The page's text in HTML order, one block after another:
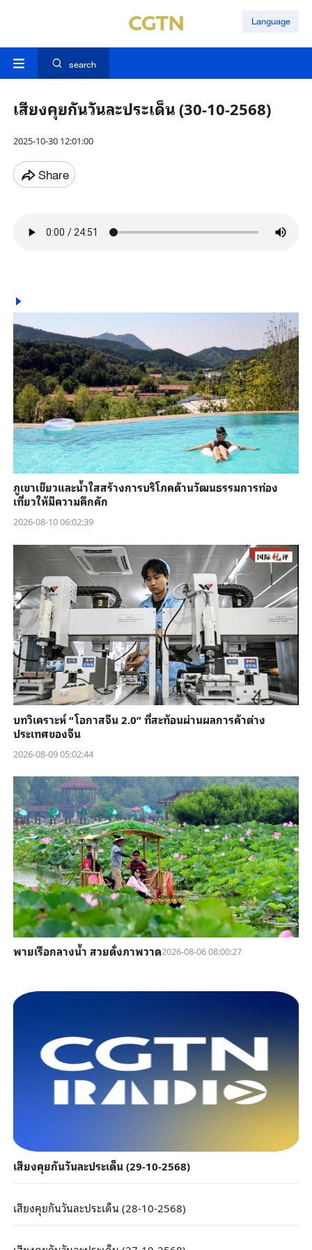
Language
search
เสียงคุยกันวันละประเด็น (30-10-2568)
2025-10-30 12:01:00
Share
ภูเขาเขียวและน้ำใสสร้างการบริโภคด้านวัฒนธรรมการท่อง
เที่ยวให้มีความคึกคัก
2026-08-10 06:02:39
บทวิเคราะห์ “โอกาสจีน 2.0” ที่สะท้อนผ่านผลการค้าต่าง
ประเทศของจีน
2026-08-09 05:02:44
พายเรือกลางน้ำ สวยดั่งภาพวาด2026-08-06 08:00:27
เสียงคุยกันวันละประเด็น (29-10-2568)
เสียงคุยกันวันละประเด็น (28-10-2568)